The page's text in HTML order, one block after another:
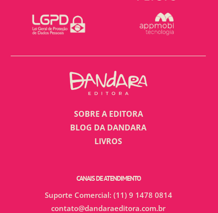
SOBRE A EDITORA
BLOG DA DANDARA
LIVROS
CANAIS DE ATENDIMENTO
Suporte Comercial: (11) 9 1478 0814
contato@dandaraeditora.com.br